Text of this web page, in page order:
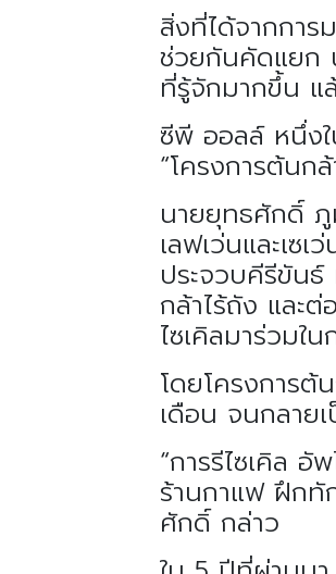
สิ่งที่ได้จากการ
ช่วยกันคัดแยก
ที่รู้จักมากขึ้น แ
ซีพี ออลล์ หนึ่งใ
“โครงการต้นก
นายยุทธศักดิ์ ภู
เลฟเว่นและเซ
ประจวบคีรีขันธ์
กล้าไร้ถัง และ
ไซเคิลมาร่วมใ
โดยโครงการต้
เดือน จนกลาย
“การรีไซเคิล อั
ร้านกาแฟ ฝึกทั
ศักดิ์ กล่าว